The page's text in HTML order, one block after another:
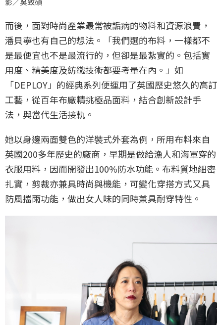
而後，面對時尚產業最常被詬病的物料和資源浪費，
潘貝寧也有自己的想法。「我們選的布料，一樣都不
是最便宜也不是最流行的，但卻是最紮實的。包括實
用度、精美度及紡織技術都要考量在內。」如
「DEPLOY」的經典系列便運用了英國歷史悠久的高訂
工藝，從百年布廠精挑極品面料，結合創新設計手
法，與當代生活接軌。
她以身邊兩面雙色的洋裝式外套為例，所用布料來自
英國200多年歷史的廠商，早期是做給漁人和海軍穿的
衣服用料，因而開發出100%防水功能。布料質地細密
扎實，剪裁亦兼具時尚與機能，可變化穿搭方式又具
防風擋雨功能，做出女人味的同時兼具耐穿特性。